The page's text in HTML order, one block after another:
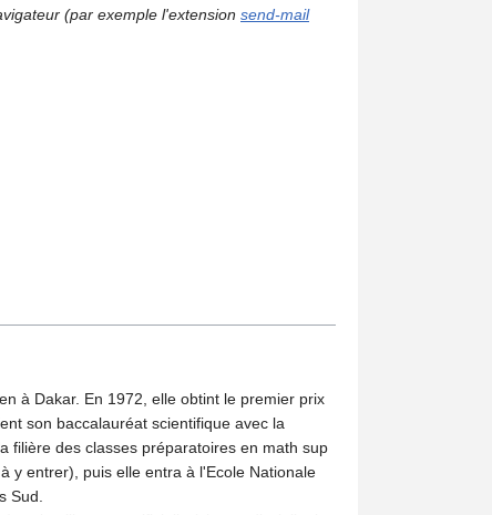
(par exemple l'extension send-mail
à Dakar. En 1972, elle obtint le premier prix
son baccalauréat scientifique avec la
filière des classes préparatoires en math sup
y entrer), puis elle entra à l'Ecole Nationale
Sud.